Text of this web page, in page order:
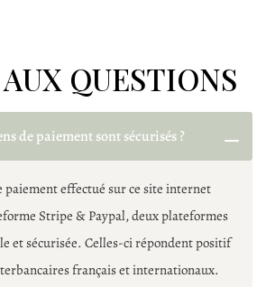
QUESTIONS
de paiement sont sécurisés ?
paiement effectué sur ce site internet
Stripe & Paypal, deux plateformes
et sécurisée. Celles-ci répondent positif
français et internationaux.